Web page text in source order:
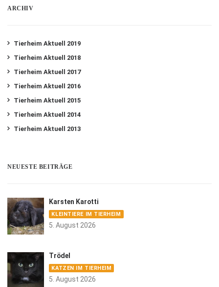
ARCHIV
Tierheim Aktuell 2019
Tierheim Aktuell 2018
Tierheim Aktuell 2017
Tierheim Aktuell 2016
Tierheim Aktuell 2015
Tierheim Aktuell 2014
Tierheim Aktuell 2013
NEUESTE BEITRÄGE
Karsten Karotti
KLEINTIERE IM TIERHEIM
5. August 2026
Trödel
KATZEN IM TIERHEIM
5. August 2026